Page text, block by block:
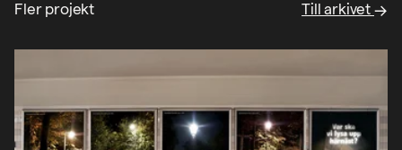
Fler projekt Till arkivet